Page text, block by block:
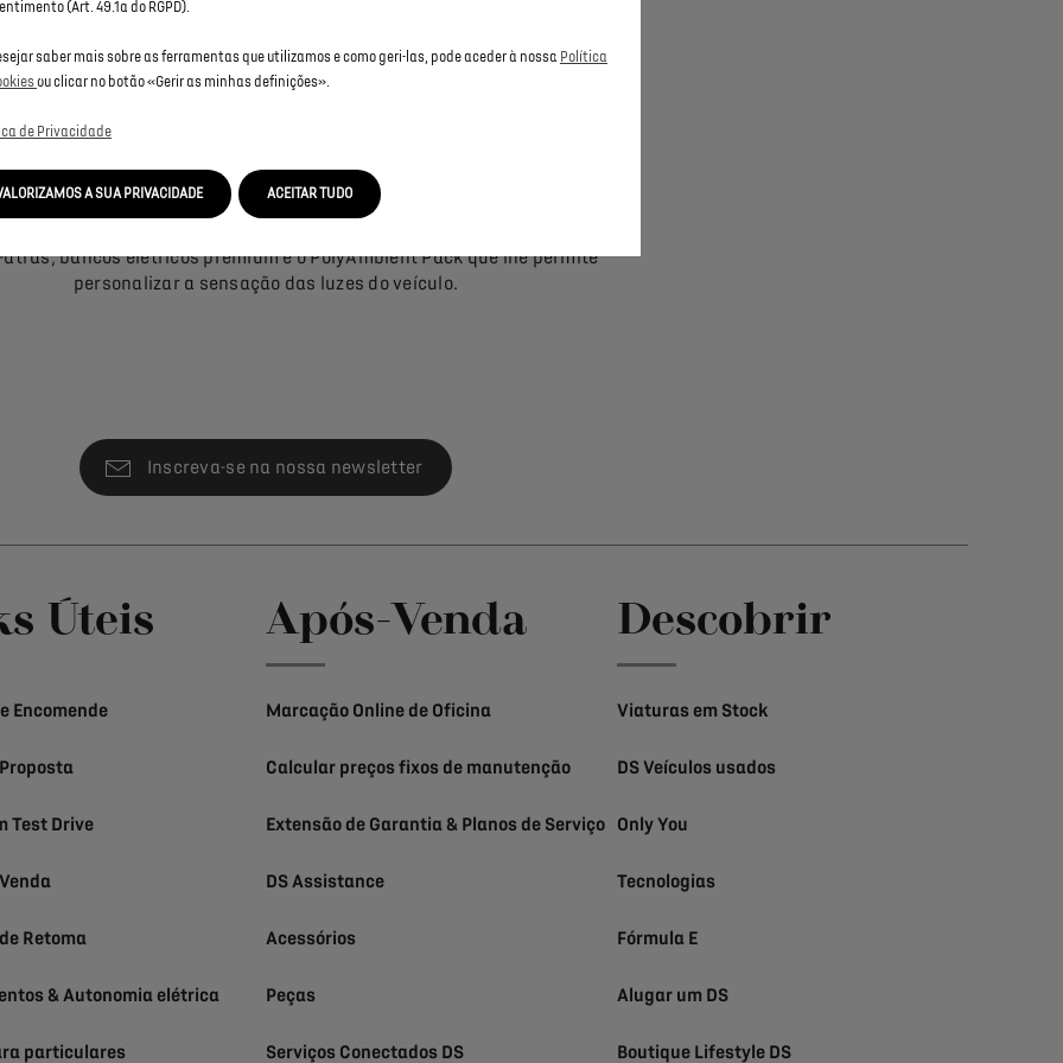
9 tem uma vasta gama de equipamentos dependendo da versão
O relógio B.R.M R180 que surge quando o automóvel liga,
bancos elétricos premium e o PolyAmbient Pack que lhe permite
personalizar a sensação das luzes do veículo.
Inscreva-se na nossa newsletter
Úteis
Encomende
Test Drive
Retoma
& Autonomia elétrica
particulares
Após-Venda
Marcação Online de Oficina
Calcular preços fixos de manutenção
Extensão de Garantia & Planos de Serviço
DS Assistance
Acessórios
Peças
Serviços Conectados DS
Descobrir
Viaturas em Stock
DS Veículos usados
Only You
Tecnologias
Fórmula E
Alugar um DS
Boutique Lifestyle DS
(Art. 49.1a do RGPD).
saber mais sobre as ferramentas que utilizamos e como geri-las, pode aceder à nossa Política
ou clicar no botão «Gerir as minhas definições».
de Privacidade
VALORIZAMOS A SUA PRIVACIDADE ACEITAR TUDO